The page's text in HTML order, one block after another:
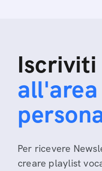
Iscriviti
all'area
Per ricevere
creare playlist